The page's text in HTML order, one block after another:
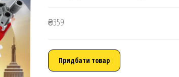
₴359
Придбати товар